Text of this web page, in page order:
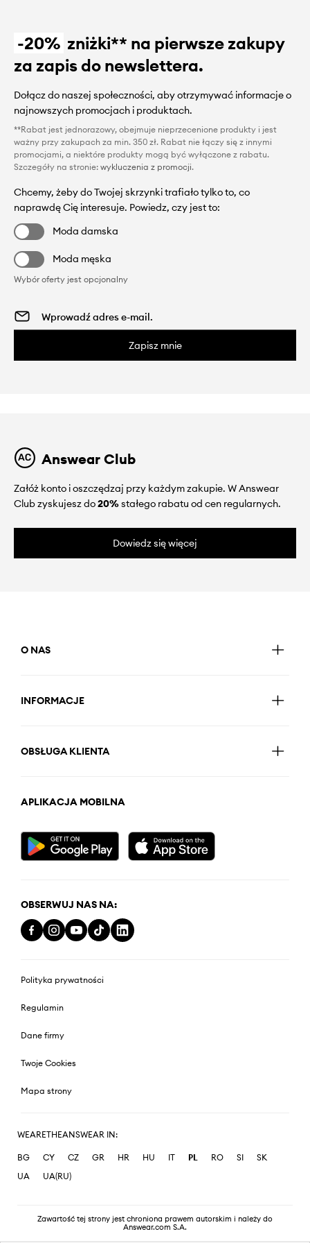
-20% zniżki** na pierwsze zakupy
za zapis do newslettera.
Dołącz do naszej społeczności, aby otrzymywać informacje o
najnowszych promocjach i produktach.
**Rabat jest jednorazowy, obejmuje nieprzecenione produkty i jest
ważny przy zakupach za min. 350 zł. Rabat nie łączy się z innymi
promocjami, a niektóre produkty mogą być wyłączone z rabatu.
Szczegóły na stronie: wykluczenia z promocji.
Chcemy, żeby do Twojej skrzynki trafiało tylko to, co
naprawdę Cię interesuje. Powiedz, czy jest to:
Moda damska
Moda męska
Wybór oferty jest opcjonalny
Zapisz mnie
Answear Club
Załóż konto i oszczędzaj przy każdym zakupie. W Answear
Club zyskujesz do20%stałego rabatu od cen regularnych.
Dowiedz się więcej
O NAS
INFORMACJE
OBSŁUGA KLIENTA
APLIKACJA MOBILNA
OBSERWUJ NAS NA:
Polityka prywatności
Regulamin
Dane firmy
Twoje Cookies
Mapa strony
WEARETHEANSWEAR IN:
BG CY CZ GR HR HU IT PL RO SI
SK
UA
UA(RU)
Zawartość tej strony jest chroniona prawem autorskim i należy do
Answear.com S.A.